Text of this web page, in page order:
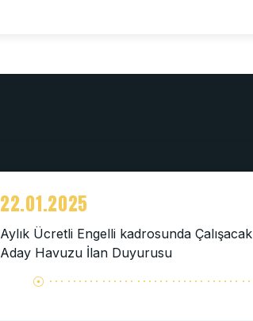
22.01.2025
Aylık Ücretli Engelli kadrosunda Çalışacak
Aday Havuzu İlan Duyurusu